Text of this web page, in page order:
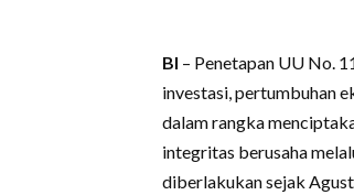
BI – Penetapan UU No.
investasi, pertumbuhan
dalam rangka
integritas berusaha
diberlakukan sejak